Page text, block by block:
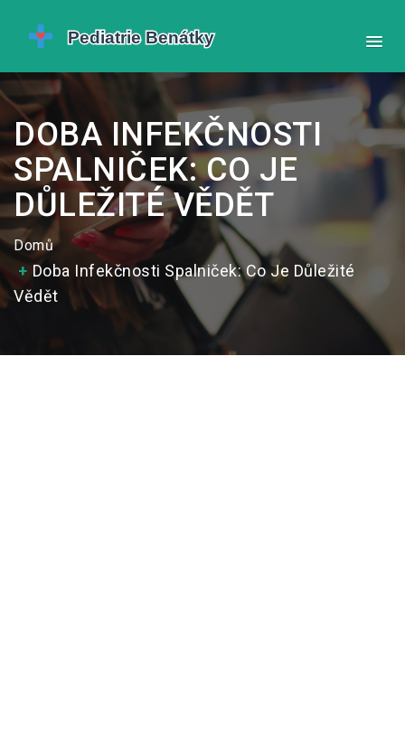
DOBA INFEKČNOSTI
SPALNIČEK: CO JE
DŮLEŽITÉ VĚDĚT
Domů
Doba Infekčnosti Spalniček: Co Je Důležité
Vědět